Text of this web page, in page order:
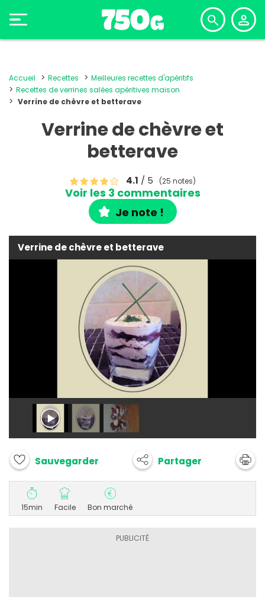
Accueil Recettes
Meilleures recettes d'apéritifs
Recettes de verrines salées apéritives maison
Verrine de chèvre et betterave
Verrine de chèvre et
betterave
4.1 / 5 (25 notes)
Voir les 3 commentaires
Je note !
Verrine de chèvre et betterave
Sauvegarder Partager
15min Facile Bon marché